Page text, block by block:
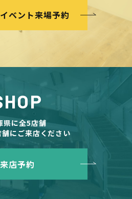
ベント来場予約
県に全5店舗
にご来店ください
来店予約